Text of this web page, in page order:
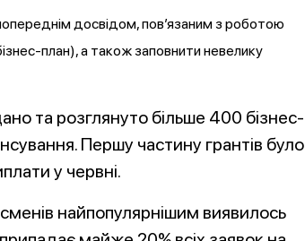
досвідом, пов’язаним з роботою
план), а також заповнити невелику
та розглянуто більше 400 бізнес-
Першу частину грантів було
у червні.
найпопулярнішим виявилось